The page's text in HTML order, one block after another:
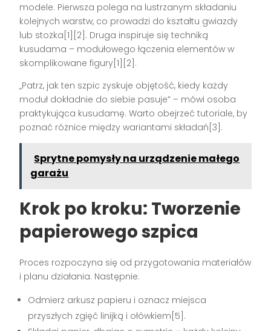
modele. Pierwsza polega na lustrzanym składaniu
kolejnych warstw, co prowadzi do kształtu gwiazdy
lub stożka[1][2]. Druga inspiruje się techniką
kusudama – modułowego łączenia elementów w
skomplikowane figury[1][2].
„Patrz, jak ten szpic zyskuje objętość, kiedy każdy
moduł dokładnie do siebie pasuje” – mówi osoba
praktykująca kusudamę. Warto obejrzeć tutoriale, by
poznać różnice między wariantami składań[3].
Sprytne pomysły na urządzenie małego
garażu
Krok po kroku: Tworzenie
papierowego szpica
Proces rozpoczyna się od przygotowania materiałów
i planu działania. Następnie:
Odmierz arkusz papieru i oznacz miejsca
przyszłych zgięć linijką i ołówkiem[5].